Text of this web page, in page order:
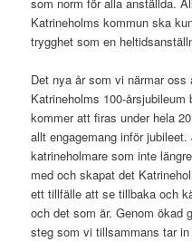
Katrineholms kommun ska
trygghet som en
Det nya år som vi närmar
Katrineholms 100-
kommer att firas under hela
allt engagemang inför
katrineholmare som inte
med och skapat det
ett tillfälle att se tillbaka och
och det som är. Genom ökad
steg som vi tillsammans tar